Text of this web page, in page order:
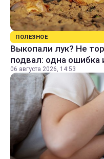
ПОЛЕЗНОЕ
Выкопали лук? Не
подвал: одна ошибка
06 августа 2026, 14:53